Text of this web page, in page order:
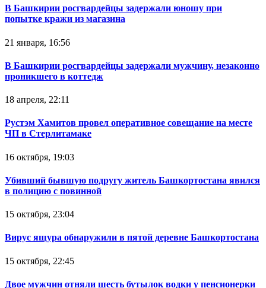
В Башкирии росгвардейцы задержали юношу при
попытке кражи из магазина
21 января, 16:56
В Башкирии росгвардейцы задержали мужчину, незаконно
проникшего в коттедж
18 апреля, 22:11
Рустэм Хамитов провел оперативное совещание на месте
ЧП в Стерлитамаке
16 октября, 19:03
Убивший бывшую подругу житель Башкортостана явился
в полицию с повинной
15 октября, 23:04
Вирус ящура обнаружили в пятой деревне Башкортостана
15 октября, 22:45
Двое мужчин отняли шесть бутылок водки у пенсионерки